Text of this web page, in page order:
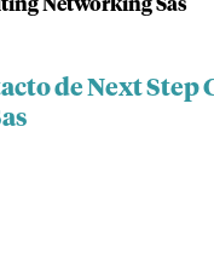
Networking Sas
de Next Step